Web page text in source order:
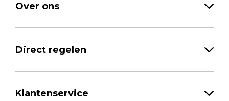
Over ons
Direct regelen
Klantenservice